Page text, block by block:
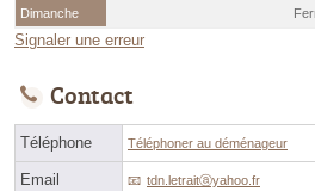
Dimanche
Signaler une erreur
Contact
Téléphone Téléphoner au déménageur
Email tdn.letraitⓐyahoo.fr